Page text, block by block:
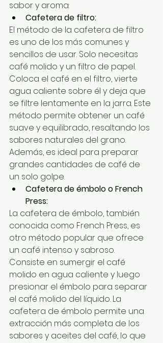
sabor y aroma:
Cafetera de filtro:
El método de la cafetera de filtro
es uno de los más comunes y
sencillos de usar. Solo necesitas
café molido y un filtro de papel.
Coloca el café en el filtro, vierte
agua caliente sobre él y deja que
se filtre lentamente en la jarra. Este
método permite obtener un café
suave y equilibrado, resaltando los
sabores naturales del grano.
Además, es ideal para preparar
grandes cantidades de café de
un solo golpe.
Cafetera de émbolo o French
Press:
La cafetera de émbolo, también
conocida como French Press, es
otro método popular que ofrece
un café intenso y sabroso.
Consiste en sumergir el café
molido en agua caliente y luego
presionar el émbolo para separar
el café molido del líquido. La
cafetera de émbolo permite una
extracción más completa de los
sabores y aceites del café, lo que